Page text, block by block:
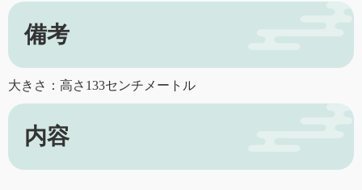
備考
大きさ：高さ133センチメートル
内容